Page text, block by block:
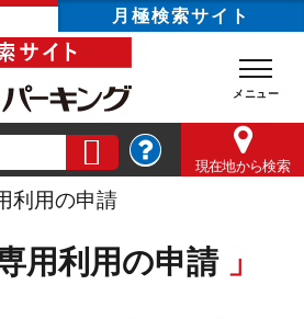
月極検索サイト
現在地から検索
利用の申請
用利用の申請